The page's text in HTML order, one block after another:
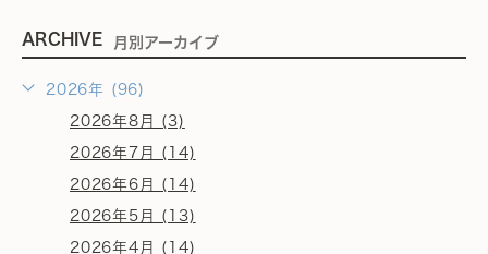
ARCHIVE 月別アーカイブ
2026年 (96)
2026年8月 (3)
2026年7月 (14)
2026年6月 (14)
2026年5月 (13)
2026年4月 (14)